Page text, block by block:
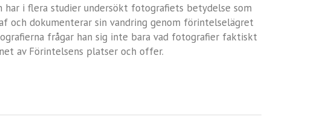
har i flera studier undersökt fotografiets betydelse som
och dokumenterar sin vandring genom förintelselägret
frågar han sig inte bara vad fotografier faktiskt
av Förintelsens platser och offer.